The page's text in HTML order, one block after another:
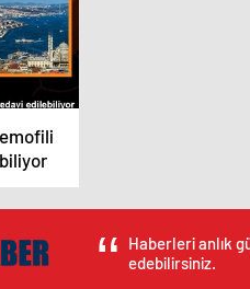
Haberleri anlık
edebilirsiniz.